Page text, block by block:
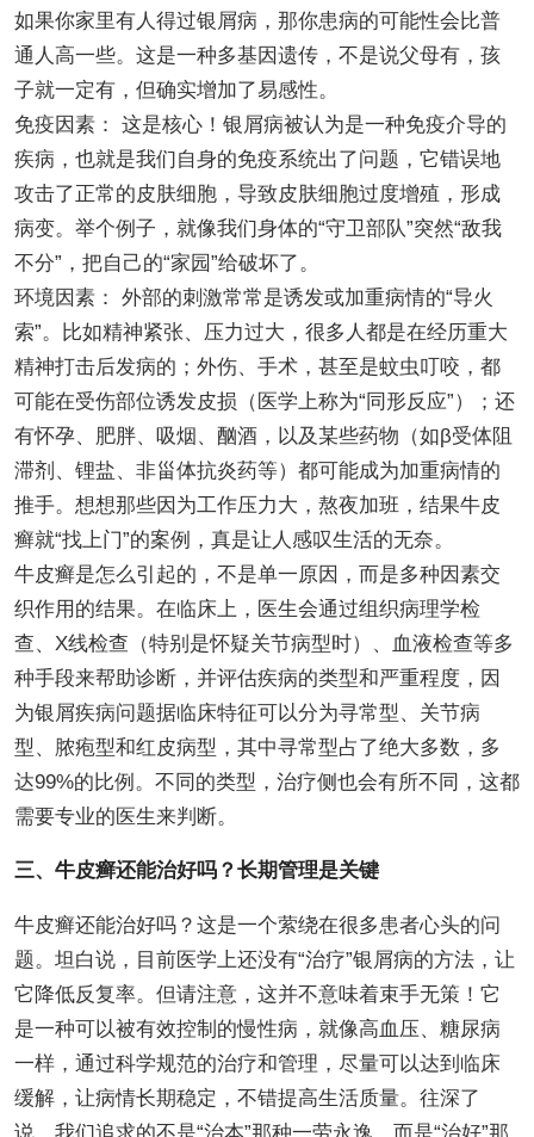
如果你家里有人得过银屑病，那你患病的可能性会比普
通人高一些。这是一种多基因遗传，不是说父母有，孩
子就一定有，但确实增加了易感性。
免疫因素： 这是核心！银屑病被认为是一种免疫介导的
疾病，也就是我们自身的免疫系统出了问题，它错误地
攻击了正常的皮肤细胞，导致皮肤细胞过度增殖，形成
病变。举个例子，就像我们身体的“守卫部队”突然“敌我
不分”，把自己的“家园”给破坏了。
环境因素： 外部的刺激常常是诱发或加重病情的“导火
索”。比如精神紧张、压力过大，很多人都是在经历重大
精神打击后发病的；外伤、手术，甚至是蚊虫叮咬，都
可能在受伤部位诱发皮损（医学上称为“同形反应”）；还
有怀孕、肥胖、吸烟、酗酒，以及某些药物（如β受体阻
滞剂、锂盐、非甾体抗炎药等）都可能成为加重病情的
推手。想想那些因为工作压力大，熬夜加班，结果牛皮
癣就“找上门”的案例，真是让人感叹生活的无奈。
牛皮癣是怎么引起的，不是单一原因，而是多种因素交
织作用的结果。在临床上，医生会通过组织病理学检
查、X线检查（特别是怀疑关节病型时）、血液检查等多
种手段来帮助诊断，并评估疾病的类型和严重程度，因
为银屑疾病问题据临床特征可以分为寻常型、关节病
型、脓疱型和红皮病型，其中寻常型占了绝大多数，多
达99%的比例。不同的类型，治疗侧也会有所不同，这都
需要专业的医生来判断。
三、牛皮癣还能治好吗？长期管理是关键
牛皮癣还能治好吗？这是一个萦绕在很多患者心头的问
题。坦白说，目前医学上还没有“治疗”银屑病的方法，让
它降低反复率。但请注意，这并不意味着束手无策！它
是一种可以被有效控制的慢性病，就像高血压、糖尿病
一样，通过科学规范的治疗和管理，尽量可以达到临床
缓解，让病情长期稳定，不错提高生活质量。往深了
说，我们追求的不是“治本”那种一劳永逸，而是“治好”那